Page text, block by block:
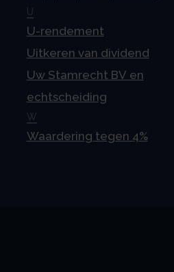
U
U-rendement
Uitkeren van dividend
Uw Stamrecht BV en
echtscheiding
W
Waardering tegen 4%